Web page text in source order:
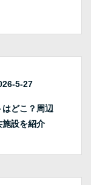
5-27
どこ？周辺
設を紹介